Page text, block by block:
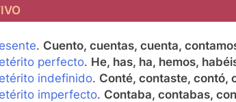
. Cuento, cuentas, cuenta,
perfecto. He, has, ha, hemos,
indefinido. Conté, contaste, contó,
imperfecto. Contaba, contabas,